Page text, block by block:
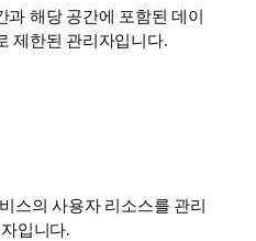
과 해당 공간에 포함된 데이
제한된 관리자입니다.
스의 사용자 리소스를 관리
입니다.